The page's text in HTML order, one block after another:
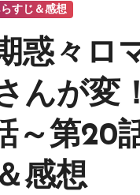
すじ＆感想
惑々ロ
んが変
～第
感想